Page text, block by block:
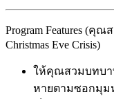
Program Features (คุ
Christmas Eve Crisis)
ให้คุณสวมบทบา
หายตามซอกมุม